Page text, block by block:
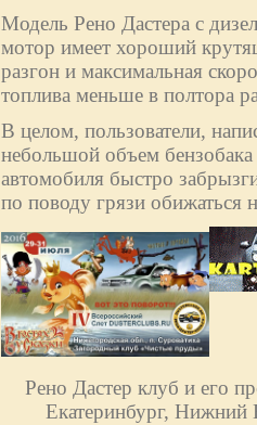
Модель Рено Дастера с
мотор имеет хороший
разгон и максимальная
топлива меньше в полтора
В целом, пользователи,
небольшой объем бензобака
автомобиля быстро
по поводу грязи обижаться
Рено Дастер клуб и его
Екатеринбург, Нижний